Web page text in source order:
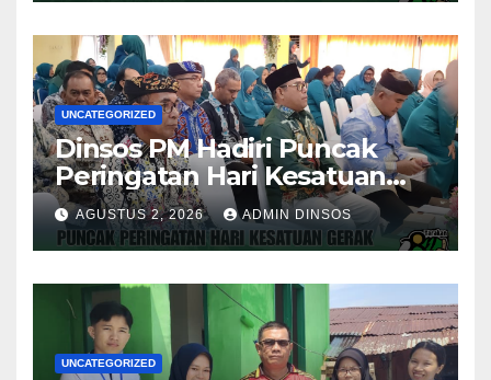
UNCATEGORIZED
Dinsos PM Hadiri Puncak
Peringatan Hari Kesatuan
Gerak PKK ke-54 Tingkat
Kota Tarakan
AGUSTUS 2, 2026 ADMIN DINSOS
UNCATEGORIZED